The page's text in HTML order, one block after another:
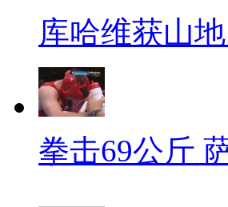
库哈维获山
拳击69公斤